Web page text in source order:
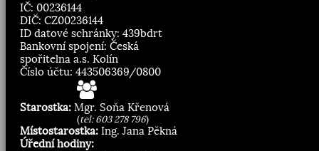
IČ: 00236144
DIČ: CZ00236144
ID datové schránky: 439bdrt
Bankovní spojení: Česká
spořitelna a.s. Kolín
Číslo účtu: 443506369/0800
Starostka: Mgr. Soňa Křenová
(tel: 603 278 796)
Místostarostka: Ing. Jana Pěkná
Úřední hodiny: